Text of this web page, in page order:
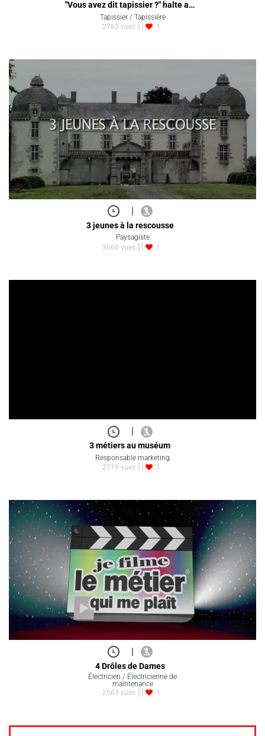
"Vous avez dit tapissier ?" halte a…
Tapissier / Tapissière
2762 vues
1
|
3 jeunes à la rescousse
Paysagiste
3060 vues
1
|
3 métiers au muséum
Responsable marketing
2719 vues
1
|
4 Drôles de Dames
Électricien / Électricienne de
maintenance
2503 vues
1